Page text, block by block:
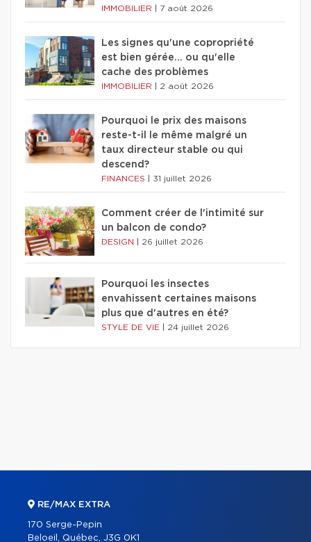
IMMOBILIER 7 août 2026
Les signes qu'une copropriété
est bien gérée… ou qu'elle
cache des problèmes
IMMOBILIER 2 août 2026
Pourquoi le prix des maisons
reste-t-il le même malgré un
taux directeur stable ou qui
descend?
FINANCES 31 juillet 2026
Comment créer de l'intimité sur
un balcon de condo?
DESIGN 26 juillet 2026
Pourquoi les insectes
envahissent certaines maisons
plus que d'autres en été?
STYLE DE VIE 24 juillet 2026
RE/MAX EXTRA
170 Serge-Pepin
Beloeil, Québec, J3G 0K1